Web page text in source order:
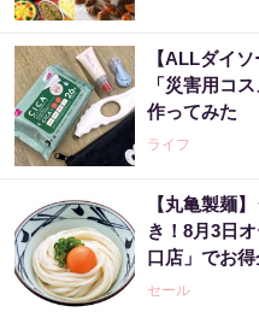
【ALLダイ
「災害用コ
作ってみた
ライフ
【丸亀製麺
き！8月3日
口店」でお得
セール